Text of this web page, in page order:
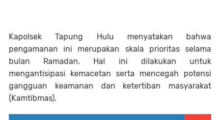
Kapolsek Tapung Hulu menyatakan bahwa
pengamanan ini merupakan skala prioritas selama
bulan Ramadan. Hal ini dilakukan untuk
mengantisipasi kemacetan serta mencegah potensi
gangguan keamanan dan ketertiban masyarakat
(Kamtibmas).